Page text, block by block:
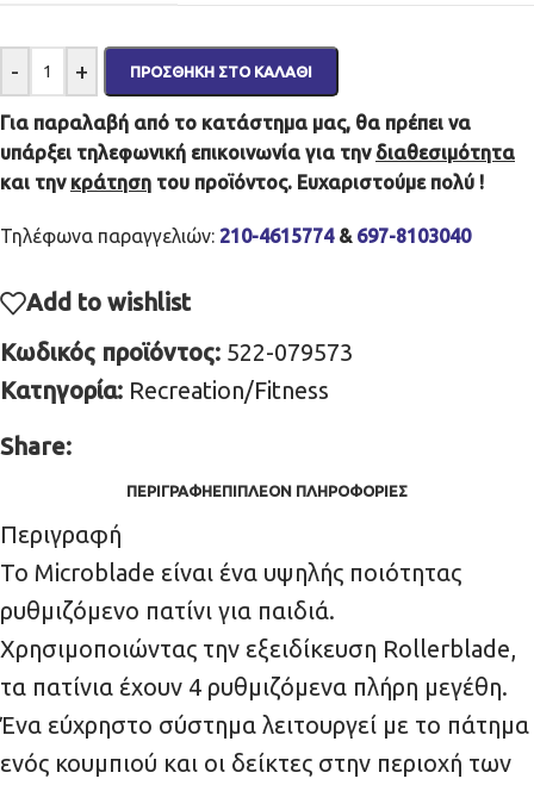
- + ΠΡΟΣΘΉΚΗ ΣΤΟ ΚΑΛΆΘΙ
Για παραλαβή από το κατάστημα μας, θα πρέπει να
υπάρξει τηλεφωνική επικοινωνία για την διαθεσιμότητα
και την κράτηση του προϊόντος. Ευχαριστούμε πολύ !
Τηλέφωνα παραγγελιών: 210-4615774& 697-8103040
Add to wishlist
Κωδικός προϊόντος: 522-079573
Κατηγορία: Recreation/Fitness
Share:
ΠΕΡΙΓΡΑΦΉΕΠΙΠΛΈΟΝ ΠΛΗΡΟΦΟΡΊΕΣ
Περιγραφή
Το Microblade είναι ένα υψηλής ποιότητας
ρυθμιζόμενο πατίνι για παιδιά.
Χρησιμοποιώντας την εξειδίκευση Rollerblade,
τα πατίνια έχουν 4 ρυθμιζόμενα πλήρη μεγέθη.
Ένα εύχρηστο σύστημα λειτουργεί με το πάτημα
ενός κουμπιού και οι δείκτες στην περιοχή των